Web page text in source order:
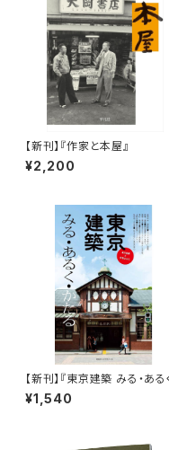
【新刊】『作家と本屋』
¥2,200
【新刊】『東京建築 みる・ある
かたる』
¥1,540